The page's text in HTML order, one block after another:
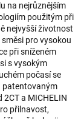
na nejrůznějším
použitým při
nejvyšší životnost
pro vysokou
při sníženém
s vysokým
počasí se
patentovaným
a MICHELIN
přilnavost,